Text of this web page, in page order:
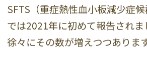
SFTS（重症熱性血小板減少症
では2021年に初めて報告されま
徐々にその数が増えつつありま